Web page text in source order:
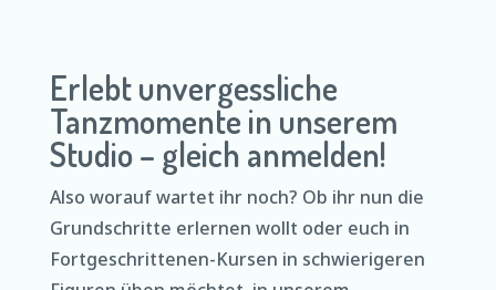
Erlebt unvergessliche
Tanzmomente in unserem
Studio – gleich anmelden!
Also worauf wartet ihr noch? Ob ihr nun die
Grundschritte erlernen wollt oder euch in
Fortgeschrittenen-Kursen in schwierigeren